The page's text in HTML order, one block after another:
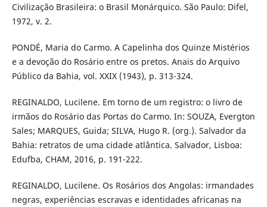
Civilização Brasileira: o Brasil Monárquico. São Paulo: Difel,
1972, v. 2.
PONDÉ, Maria do Carmo. A Capelinha dos Quinze Mistérios
e a devoção do Rosário entre os pretos. Anais do Arquivo
Público da Bahia, vol. XXIX (1943), p. 313-324.
REGINALDO, Lucilene. Em torno de um registro: o livro de
irmãos do Rosário das Portas do Carmo. In: SOUZA, Evergton
Sales; MARQUES, Guida; SILVA, Hugo R. (org.). Salvador da
Bahia: retratos de uma cidade atlântica. Salvador, Lisboa:
Edufba, CHAM, 2016, p. 191-222.
REGINALDO, Lucilene. Os Rosários dos Angolas: irmandades
negras, experiências escravas e identidades africanas na